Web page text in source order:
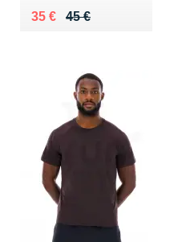
45 €
Au lieu de 45 €
35 €
Vendu 35 €